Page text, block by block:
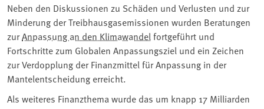
Neben den Diskussionen zu Schäden und Verlusten und zur
Minderung der Treibhausgasemissionen wurden Beratungen
zurAnpassung an den Klimawandel fortgeführt und
Fortschritte zum Globalen Anpassungsziel und ein Zeichen
zur Verdopplung der Finanzmittel für Anpassung in der
Mantelentscheidung erreicht.
Als weiteres Finanzthema wurde das um knapp 17 Milliarden